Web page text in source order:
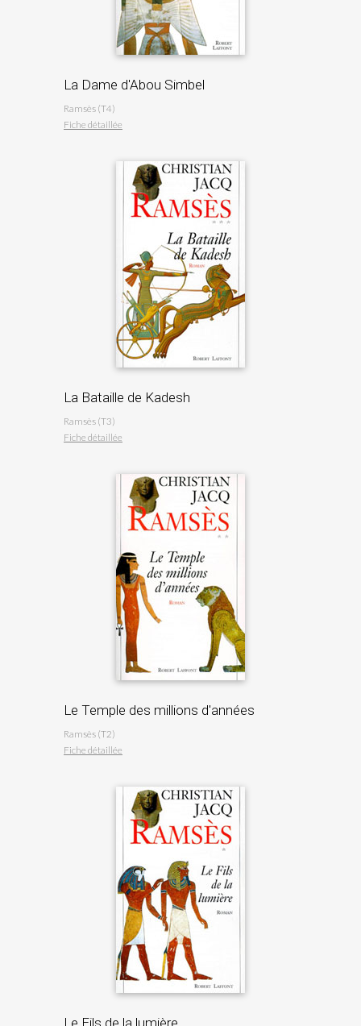
La Dame d'Abou Simbel
Ramsès (T4)
Fiche détaillée
La Bataille de Kadesh
Ramsès (T3)
Fiche détaillée
Le Temple des millions d'années
Ramsès (T2)
Fiche détaillée